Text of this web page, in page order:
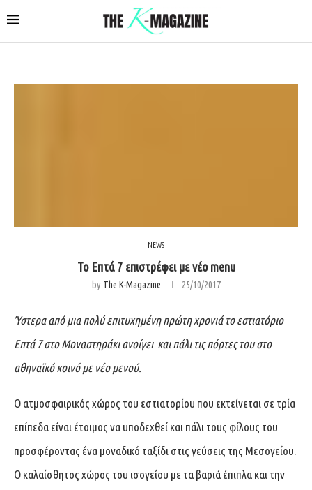
NEWS
Το Επτά 7 επιστρέφει με νέο menu
by The K-Magazine 25/10/2017
Ύστερα από μια πολύ επιτυχημένη πρώτη χρονιά το εστιατόριο
Επτά 7 στο Μοναστηράκι ανοίγει και πάλι τις πόρτες του στο
αθηναϊκό κοινό με νέο μενού.
Ο ατμοσφαιρικός χώρος του εστιατορίου που εκτείνεται σε τρία
επίπεδα είναι έτοιμος να υποδεχθεί και πάλι τους φίλους του
προσφέροντας ένα μοναδικό ταξίδι στις γεύσεις της Μεσογείου.
Ο καλαίσθητος χώρος του ισογείου με τα βαριά έπιπλα και την